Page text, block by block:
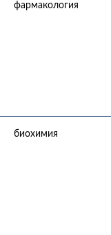
фармакология
биохимия